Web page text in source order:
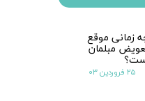
زمانی موقع
مبلمان
۲۵ فروردین ۰۳